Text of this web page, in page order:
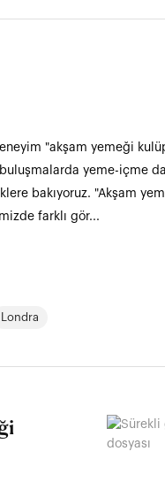
"akşam yemeği
yeme-içme
bakıyoruz. "Akşam
farklı gör...
Londra